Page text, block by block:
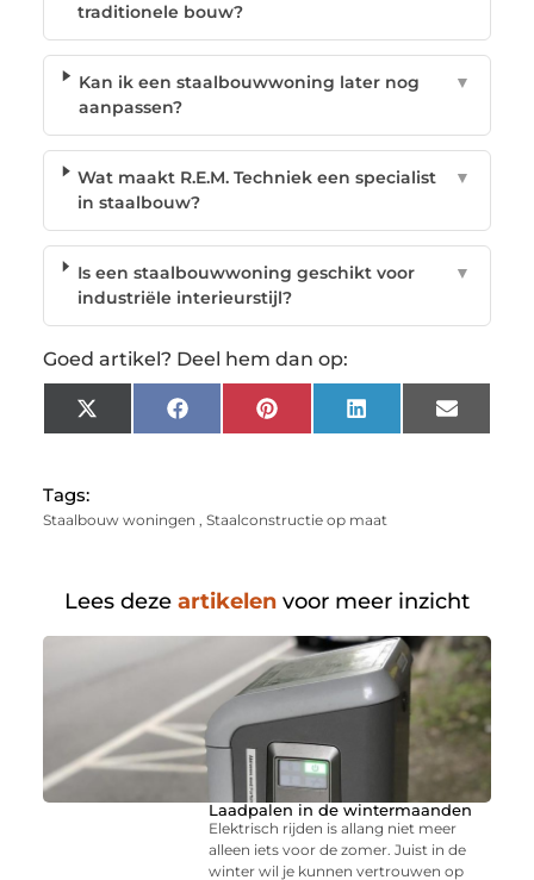
traditionele bouw?
Kan ik een staalbouwwoning later nog
aanpassen?
▼
Wat maakt R.E.M. Techniek een specialist
in staalbouw?
▼
Is een staalbouwwoning geschikt voor
industriële interieurstijl?
▼
Goed artikel? Deel hem dan op:
X
(Twitter)
FacebookPinterest LinkedIn Email
Tags:
Staalbouw woningen , Staalconstructie op maat
Lees deze artikelen voor meer inzicht
Laadpalen in de wintermaanden
Elektrisch rijden is allang niet meer
alleen iets voor de zomer. Juist in de
winter wil je kunnen vertrouwen op